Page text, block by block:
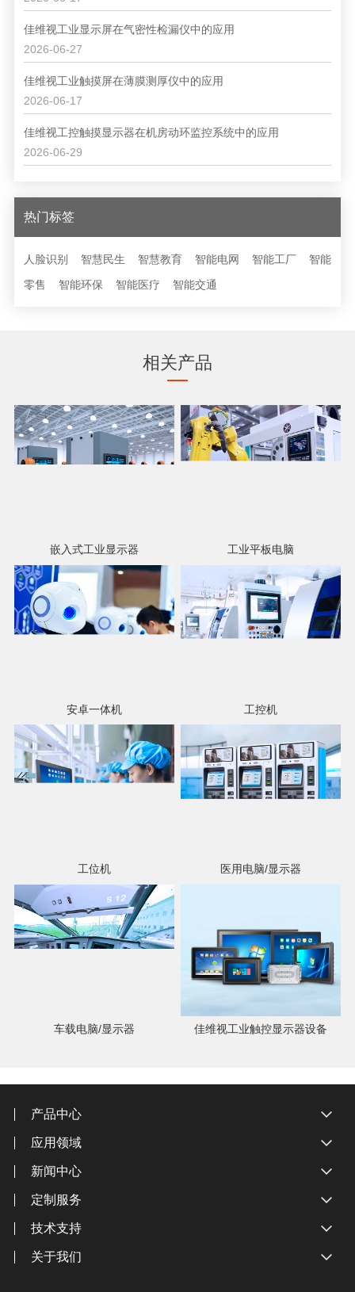
佳维视工业显示屏在气密性检漏仪中的应用
2026-06-27
佳维视工业触摸屏在薄膜测厚仪中的应用
2026-06-17
佳维视工控触摸显示器在机房动环监控系统中的应用
2026-06-29
热门标签
人脸识别 智慧民生 智慧教育 智能电网 智能工厂
智能
零售
智能环保 智能医疗 智能交通
相关产品
嵌入式工业显示器 工业平板电脑
安卓一体机 工控机
工位机 医用电脑/显示器
车载电脑/显示器 佳维视工业触控显示器设备
产品中心
应用领域
新闻中心
定制服务
技术支持
关于我们